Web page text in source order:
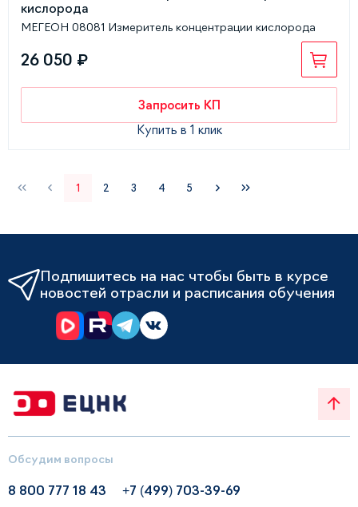
МЕГЕОН 08081 Измеритель концентрации кислорода
26 050 ₽
Запросить КП
Купить в 1 клик
1 2 3 4 5
Подпишитесь на нас чтобы быть в курсе
новостей отрасли и расписания обучения
Обсудим вопросы
8 800 777 18 43
+7 (499) 703-39-69